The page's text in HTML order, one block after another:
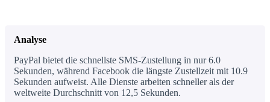
Analyse
PayPal bietet die schnellste SMS-Zustellung in nur 6.0
Sekunden, während Facebook die längste Zustellzeit mit 10.9
Sekunden aufweist. Alle Dienste arbeiten schneller als der
weltweite Durchschnitt von 12,5 Sekunden.